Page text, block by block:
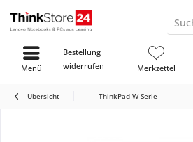
Bestellung
widerrufen
Merkzettel
Menü
Übersicht ThinkPad W-Serie